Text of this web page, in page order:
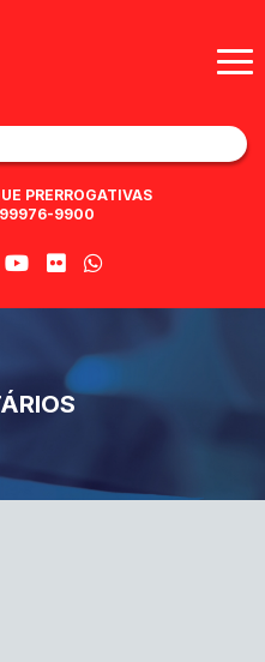
PRERROGATIVAS
9900